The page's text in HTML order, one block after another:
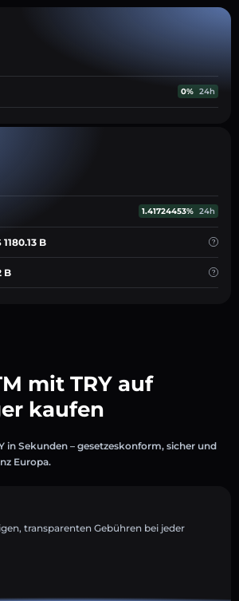
0% 24h
1.41724453% 24h
1180.13 B
B
mit TRY auf
kaufen
in Sekunden – gesetzeskonform, sicher und
Europa.
transparenten Gebühren bei jeder